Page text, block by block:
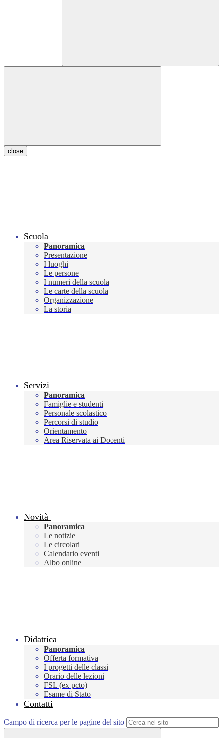
close
Scuola
Panoramica
Presentazione
I luoghi
Le persone
I numeri della scuola
Le carte della scuola
Organizzazione
La storia
Servizi
Panoramica
Famiglie e studenti
Personale scolastico
Percorsi di studio
Orientamento
Area Riservata ai Docenti
Novità
Panoramica
Le notizie
Le circolari
Calendario eventi
Albo online
Didattica
Panoramica
Offerta formativa
I progetti delle classi
Orario delle lezioni
FSL (ex pcto)
Esame di Stato
Contatti
Campo di ricerca per le pagine del sito